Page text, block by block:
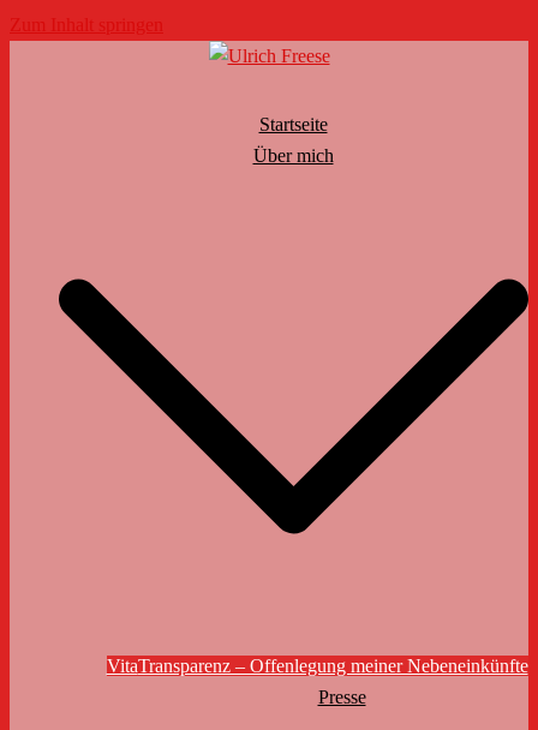
Zum Inhalt springen
Startseite
Über mich
VitaTransparenz – Offenlegung meiner Nebeneinkünfte
Presse